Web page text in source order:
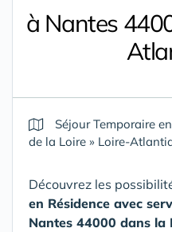
à Nantes
Séjour Temporaire
de la Loire » Loire-
Découvrez les
en Résidence avec
Nantes 44000 dans